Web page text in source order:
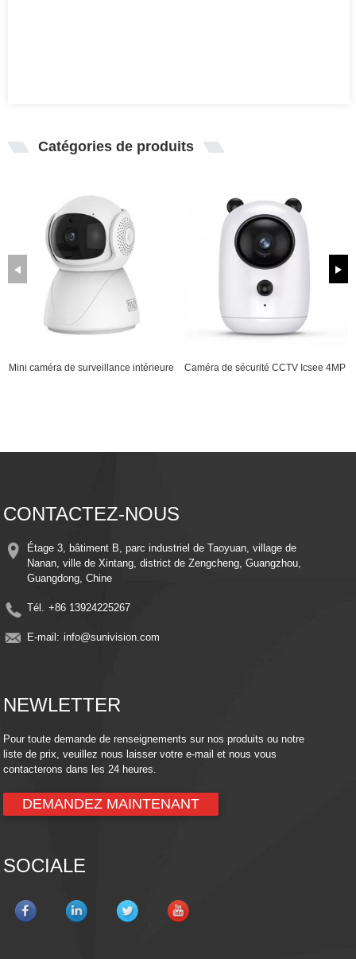
Catégories de produits
Mini caméra de surveillance intérieure
Caméra de sécurité CCTV Icsee 4MP
CONTACTEZ-NOUS
Étage 3, bâtiment B, parc industriel de Taoyuan, village de
Nanan, ville de Xintang, district de Zengcheng, Guangzhou,
Guangdong, Chine
Tél. +86 13924225267
E-mail: info@sunivision.com
NEWLETTER
Pour toute demande de renseignements sur nos produits ou notre
liste de prix, veuillez nous laisser votre e-mail et nous vous
contacterons dans les 24 heures.
DEMANDEZ MAINTENANT
SOCIALE